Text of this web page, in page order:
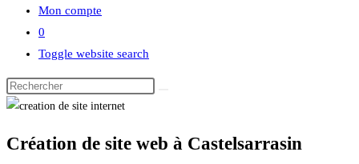
Mon compte
0
Toggle website search
Création de site web à Castelsarrasin